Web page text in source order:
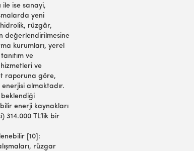
ile ise sanayi,
yeni
rüzgâr,
değerlendirilmesine
kurumları, yerel
ve
ve
raporuna göre,
almaktadır.
beklendiği
enerji kaynakları
314.000 TL’lik bir
[10]:
rüzgar